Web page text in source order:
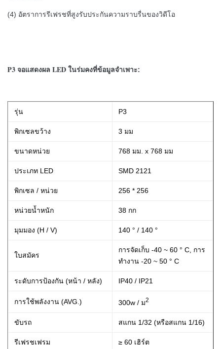
(4) อัตราการรีเฟรชที่สูงรับประกันความราบรื่นของวิดีโอ
P3 จอแสดงผล LED ในร่มคงที่ข้อมูลจำเพาะ:
รุ่น P3
พิกเซลขว้าง 3 มม
ขนาดหน่วย 768 มม. x 768 มม
ประเภท LED SMD 2121
พิกเซล / หน่วย 256 * 256
หน่วยน้ำหนัก 38 กก
มุมมอง (H / V) 140 ° / 140 °
ใบสมัคร
การจัดเก็บ -40 ~ 60 ° C, การ
ทำงาน -20 ~ 50 ° C
ระดับการป้องกัน (หน้า / หลัง) IP40 / IP21
การใช้พลังงาน (AVG.) 300w / ม2
ขับรถ สแกน 1/32 (หรือสแกน 1/16)
รีเฟรชเฟรม ≥ 60 เฮิร์ต